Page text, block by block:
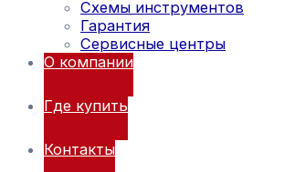
Схемы инструментов
Гарантия
Сервисные центры
О компании
Где купить
Контакты